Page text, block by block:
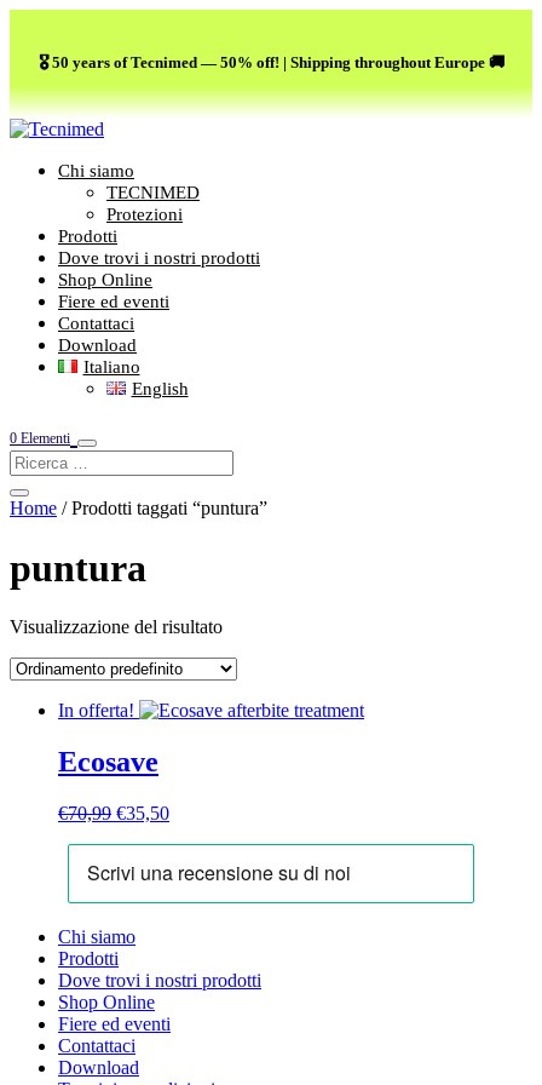
🎖️ 50 years of Tecnimed — 50% off! | Shipping throughout Europe 🚚
Chi siamo
TECNIMED
Protezioni
Prodotti
Dove trovi i nostri prodotti
Shop Online
Fiere ed eventi
Contattaci
Download
Italiano
English
0 Elementi
Home / Prodotti taggati “puntura”
puntura
Visualizzazione del risultato
In offerta!
Ecosave
€70,99 Il
era:
€70,99.
€35,50Il
è:
€35,50.
Chi siamo
Prodotti
Dove trovi i nostri prodotti
Shop Online
Fiere ed eventi
Contattaci
Download